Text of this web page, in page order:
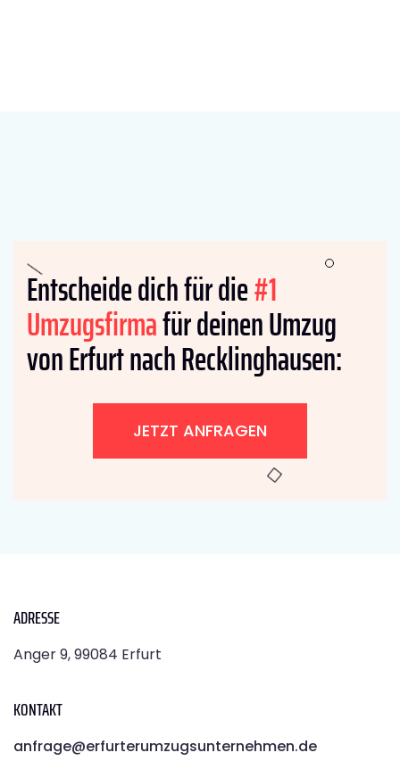
Entscheide dich für die#1
Umzugsfirmafür deinen Umzug
von Erfurt nach Recklinghausen:
JETZT ANFRAGEN
ADRESSE
Anger 9, 99084 Erfurt
KONTAKT
anfrage@erfurterumzugsunternehmen.de